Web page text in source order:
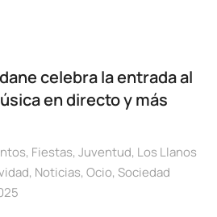
celebra la entrada al
en directo y más
, Fiestas, Juventud, Los Llanos
, Noticias, Ocio, Sociedad